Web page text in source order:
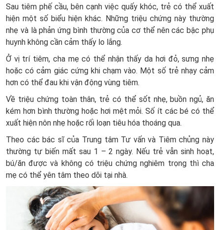
Sau tiêm phế cầu, bên cạnh việc quấy khóc, trẻ có thể xuất
hiện một số biểu hiện khác. Những triệu chứng này thường
nhẹ và là phản ứng bình thường của cơ thể nên các bậc phụ
huynh không cần cảm thấy lo lắng.
Ở vị trí tiêm, cha mẹ có thể nhận thấy da hơi đỏ, sưng nhẹ
hoặc có cảm giác cứng khi chạm vào. Một số trẻ nhạy cảm
hơn có thể đau khi vận động vùng tiêm.
Về triệu chứng toàn thân, trẻ có thể sốt nhẹ, buồn ngủ, ăn
kém hơn bình thường hoặc hơi mệt mỏi. Số ít các bé có thể
xuất hiện nôn nhẹ hoặc rối loạn tiêu hóa thoáng qua.
Theo các bác sĩ của Trung tâm Tư vấn và Tiêm chủng này
thường tự biến mất sau 1 – 2 ngày. Nếu trẻ vẫn sinh hoạt,
bú/ăn được và không có triệu chứng nghiêm trọng thì cha
mẹ có thể yên tâm theo dõi tại nhà.